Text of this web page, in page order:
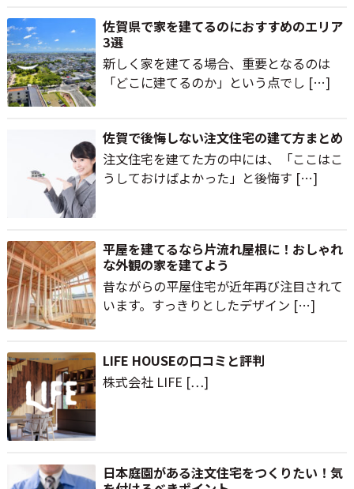
佐賀県で家を建てるのにおすすめのエリア
3選
新しく家を建てる場合、重要となるのは
「どこに建てるのか」という点でし […]
佐賀で後悔しない注文住宅の建て方まとめ
注文住宅を建てた方の中には、「ここはこ
うしておけばよかった」と後悔す […]
平屋を建てるなら片流れ屋根に！おしゃれ
な外観の家を建てよう
昔ながらの平屋住宅が近年再び注目されて
います。すっきりとしたデザイン […]
LIFE HOUSEの口コミと評判
株式会社 LIFE […]
日本庭園がある注文住宅をつくりたい！気